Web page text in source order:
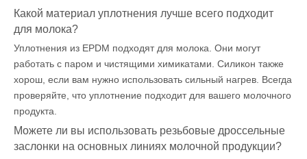
Какой материал уплотнения лучше всего подходит
для молока?
Уплотнения из EPDM подходят для молока. Они могут
работать с паром и чистящими химикатами. Силикон также
хорош, если вам нужно использовать сильный нагрев. Всегда
проверяйте, что уплотнение подходит для вашего молочного
продукта.
Можете ли вы использовать резьбовые дроссельные
заслонки на основных линиях молочной продукции?